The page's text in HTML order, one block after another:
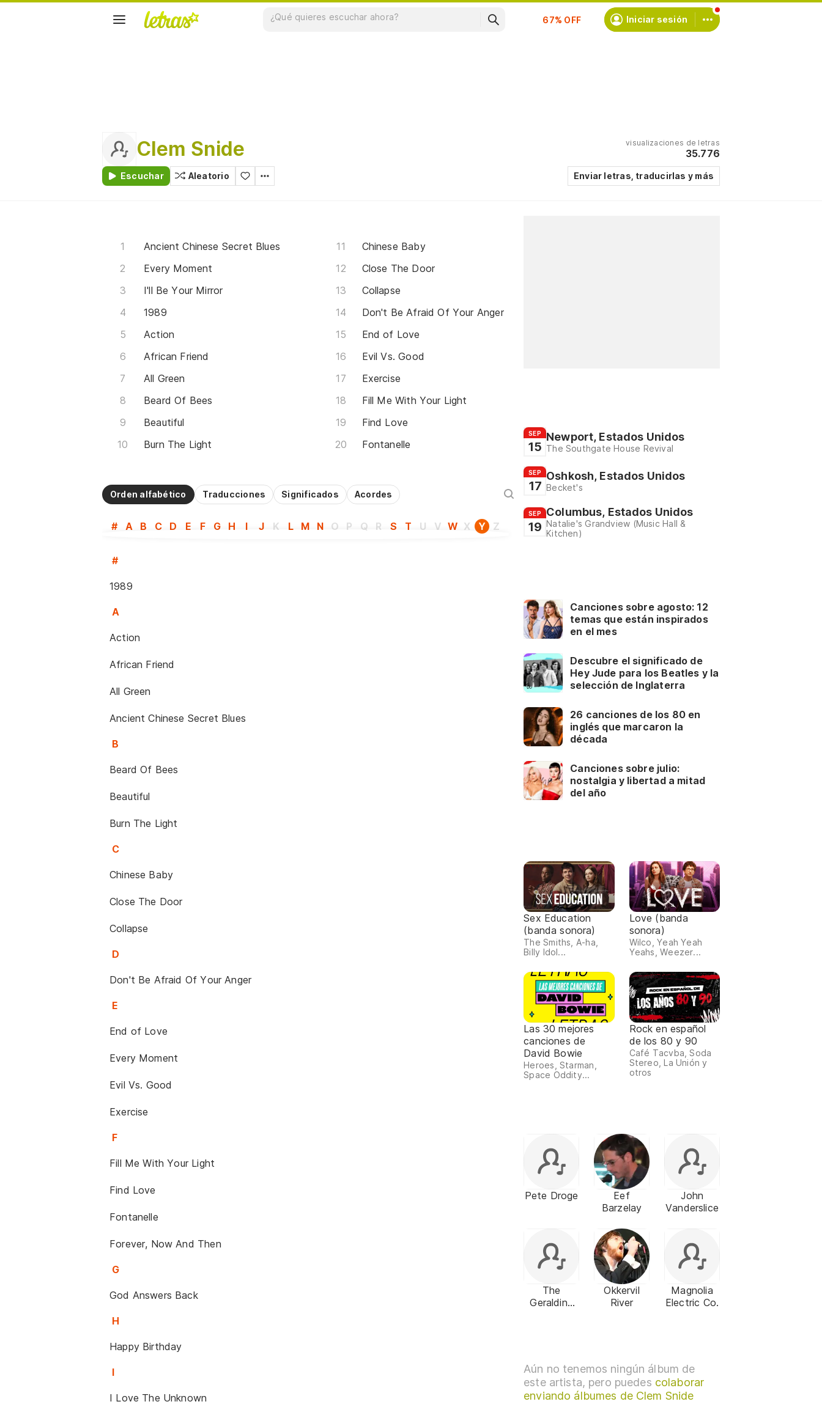
Suscríbete Iniciar sesión
Clem Snide
Escuchar Aleatorio
visualizaciones de letras
35.776
Enviar letras, traducirlas y más
Ancient Chinese Secret Blues
Every Moment
I'll Be Your Mirror
1989
Action
African Friend
All Green
Beard Of Bees
Beautiful
Burn The Light
Chinese Baby
Close The Door
Collapse
Don't Be Afraid Of Your Anger
End of Love
Evil Vs. Good
Exercise
Fill Me With Your Light
Find Love
Fontanelle
Orden alfabético Traducciones Significados Acordes
# A B C D E F G H I J K L M N O P Q R S T U V W X Y Z
#
1989
A
Action
African Friend
All Green
Ancient Chinese Secret Blues
B
Beard Of Bees
Beautiful
Burn The Light
C
Chinese Baby
Close The Door
Collapse
D
Don't Be Afraid Of Your Anger
E
End of Love
Every Moment
Evil Vs. Good
Exercise
F
Fill Me With Your Light
Find Love
Fontanelle
Forever, Now And Then
G
God Answers Back
H
Happy Birthday
I
I Love The Unknown
SEP
15
Newport, Estados Unidos
The Southgate House Revival
SEP
17
Oshkosh, Estados Unidos
Becket's
SEP
19
Columbus, Estados Unidos
Natalie's Grandview (Music Hall &
Kitchen)
Canciones sobre agosto: 12
temas que están inspirados
en el mes
Descubre el significado de
Hey Jude para los Beatles y la
selección de Inglaterra
26 canciones de los 80 en
inglés que marcaron la
década
Canciones sobre julio:
nostalgia y libertad a mitad
del año
Sex Education
(banda sonora)
The Smiths, A-ha,
Billy Idol...
Love (banda
sonora)
Wilco, Yeah Yeah
Yeahs, Weezer...
Las 30 mejores
canciones de
David Bowie
Heroes, Starman,
Space Oddity...
Rock en español
de los 80 y 90
Café Tacvba, Soda
Stereo, La Unión y
otros
Pete Droge
Eef
Barzelay
John
Vanderslice
The
Geraldine
Okkervil
River
Magnolia
Electric Co.
Aún no tenemos ningún álbum de
este artista, pero puedes colaborar
enviando álbumes de Clem Snide